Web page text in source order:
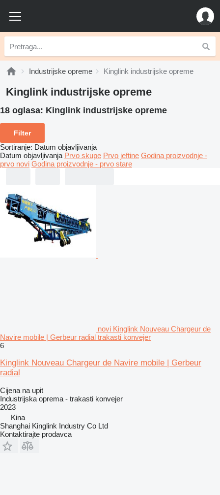
Industrijske opreme Kinglink industrijske opreme
Kinglink industrijske opreme
18 oglasa: Kinglink industrijske opreme
Filter
Sortiranje: Datum objavljivanja
Datum objavljivanja Prvo skupe Prvo jeftine Godina proizvodnje -
prvo novi Godina proizvodnje - prvo stare
novi Kinglink Nouveau Chargeur de
Navire mobile | Gerbeur radial trakasti konvejer
6
Kinglink Nouveau Chargeur de Navire mobile | Gerbeur
radial
Cijena na upit
Industrijska oprema - trakasti konvejer
2023
Kina
Shanghai Kinglink Industry Co Ltd
Kontaktirajte prodavca